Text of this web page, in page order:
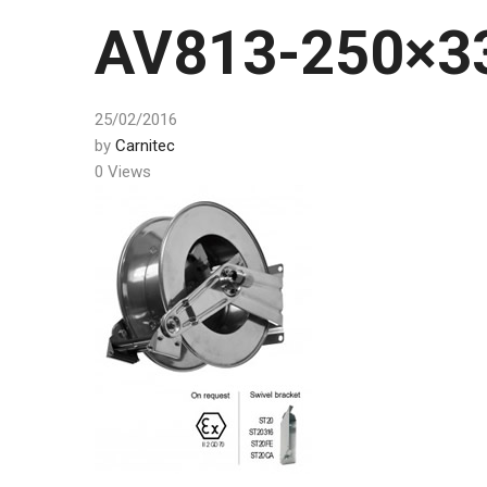
AV813-
25/02/2016
by Carnitec
0 Views